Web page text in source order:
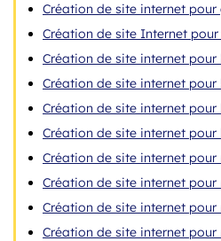
Création de site internet pour
Création de site Internet
Création de site internet pour
Création de site internet
Création de site internet
Création de site internet pour
Création de site internet pour
Création de site internet pour
Création de site internet
Création de site internet pour